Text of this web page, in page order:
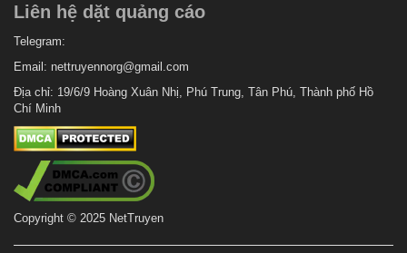
Liên hệ dặt quảng cáo
Telegram:
Email: nettruyennorg@gmail.com
Địa chỉ: 19/6/9 Hoàng Xuân Nhị, Phú Trung, Tân Phú, Thành phố Hồ
Chí Minh
Copyright © 2025 NetTruyen